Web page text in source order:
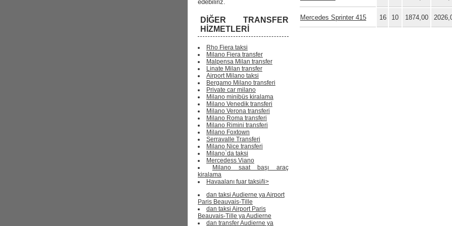
Mercedes Sprinter 415 16 10 1874,00
edebiliriz.
DIĞER TRANSFER
HIZMETLERI
Rho Fiera taksi
Milano Fiera transfer
Malpensa Milan transfer
Linate Milan transfer
Airport Milano taksi
Bergamo Milano transferi
Private car milano
Milano minibüs kiralama
Milano Venedik transferi
Milano Verona transferi
Milano Roma transferi
Milano Rimini transferi
Milano Foxtown
Serravalle Transferi
Milano Nice transferi
Milano`da taksi
Mercedess Viano
Milano saat başı araç
kiralama
Havaalanı fuar taksi/li>
dan taksi Audierne ya Airport
Paris Beauvais-Tille
dan taksi Airport Paris
Beauvais-Tille ya Audierne
dan transfer Audierne ya